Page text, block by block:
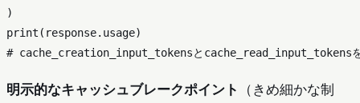
print
# cache_creation_input_tokensとcache_read_input_tokens
明示的なキャッシュブレークポイント
（きめ細かな制